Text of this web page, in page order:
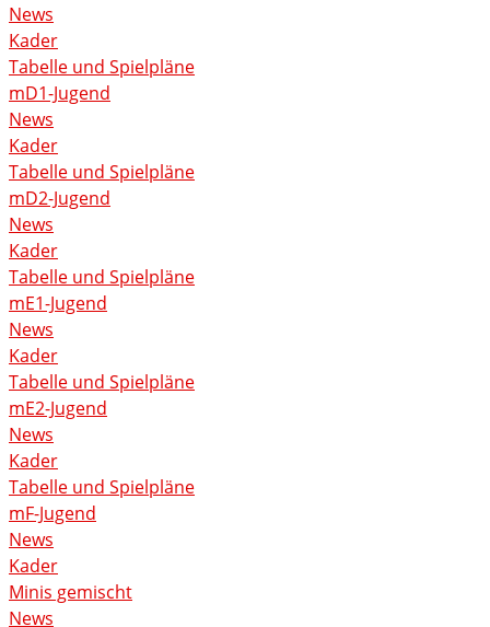
News
Kader
Tabelle und Spielpläne
mD1-Jugend
News
Kader
Tabelle und Spielpläne
mD2-Jugend
News
Kader
Tabelle und Spielpläne
mE1-Jugend
News
Kader
Tabelle und Spielpläne
mE2-Jugend
News
Kader
Tabelle und Spielpläne
mF-Jugend
News
Kader
Minis gemischt
News